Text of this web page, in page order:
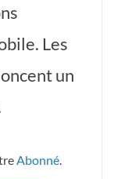
Les
un
Abonné